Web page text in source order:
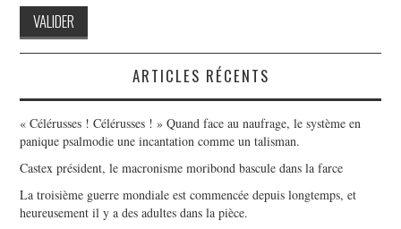
ARTICLES RÉCENTS
« Célérusses ! Célérusses ! » Quand face au naufrage, le système en
panique psalmodie une incantation comme un talisman.
Castex président, le macronisme moribond bascule dans la farce
La troisième guerre mondiale est commencée depuis longtemps, et
heureusement il y a des adultes dans la pièce.